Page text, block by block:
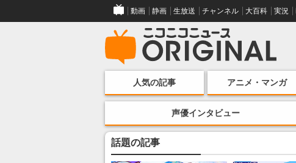
動画 静画 生放送 チャンネル 大百科 実況
人気の記事 アニメ・マンガ
声優インタビュー
話題の記事